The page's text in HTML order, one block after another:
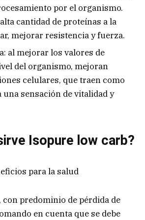
por el organismo.
cantidad de proteínas a la
mejorar resistencia y fuerza.
al mejorar los valores de
del organismo, mejoran
celulares, que traen como
una sensación de vitalidad y
Isopure low carb?
para la salud
con predominio de pérdida de
en cuenta que se debe